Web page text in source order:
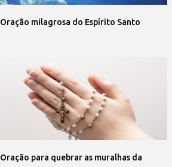
Oração milagrosa do Espírito Santo
Oração para quebrar as muralhas da